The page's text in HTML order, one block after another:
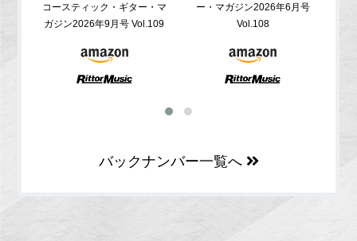
コースティック・ギター・マ
ガジン2026年9月号 Vol.109
ー・マガジン2026年6月号
Vol.108
バックナンバー一覧へ